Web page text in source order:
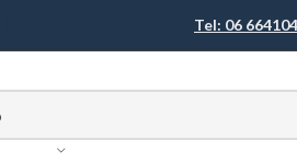
Tel: 06